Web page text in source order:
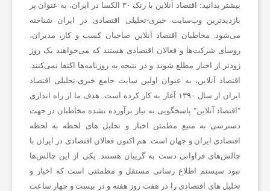
بیشتر بدانید:
اقتصاد آنلاین با رنک ۳۰ الکسا در ایران، به عنوان پر
بازدیدترین وب‌سایت خبری-تحلیلی اقتصادی در ایران شناخته
می‌شود. مخاطبان اقتصاد آنلاین صاحبان کسب و کار، مدیران،
روسای شرکت‌ها و فعالان اقتصادی هستند که می‌خواهند یک روز
زودتر از اخبار مطلع شوند و در نتیجه به روزنامه‌ها اکتفا نمی‌کنند.
اقتصاد آنلاین، به عنوان اولین سایت جامع خبری-تحلیلی اقتصاد
ایران از سال ۱۳۹۰ آغاز به کار کرده است. هدف ما از راه اندازی
" اقتصاد آنلاین" پاسخگویی به نیاز برآورده نشده مخاطبان در جهت
دسترسی به منبع مطمئن اخبار و تحلیل های لحظه به لحظه
اقتصادی ایران و جهان است. هم اکنون فعالان اقتصادی در ایران با
چالش‌های فراوانی دست به گریبان هستند. یکی از این چالش‌ها
نبود سیستم اطلاع رسانی مستقل و مطمئنی است که اخبار و
تحلیل های اقتصادی را در هفت روز هفته و در بیست و چهار ساعت